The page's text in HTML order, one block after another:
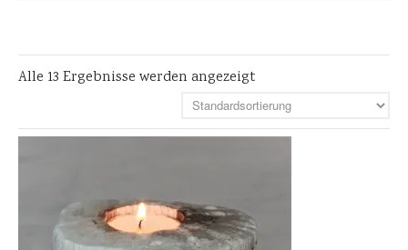
Versteinertes Holz
Alle 13 Ergebnisse werden angezeigt